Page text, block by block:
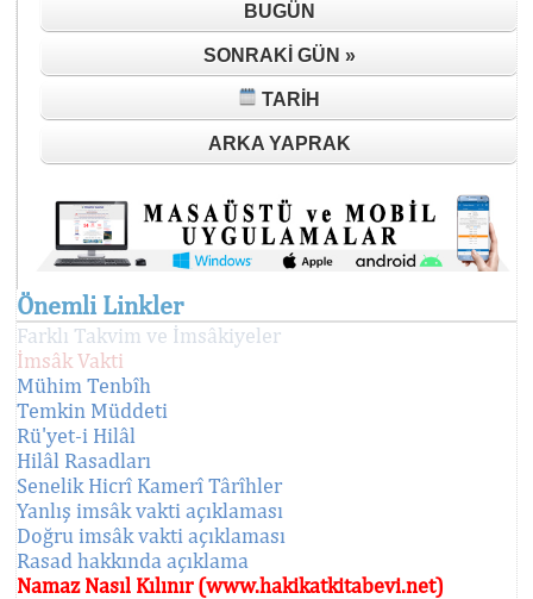
BUGÜN
SONRAKI GÜN »
TARIH
ARKA YAPRAK
Önemli Linkler
Farklı Takvim ve İmsâkiyeler
İmsâk Vakti
Mühim Tenbîh
Temkin Müddeti
Rü'yet-i Hilâl
Hilâl Rasadları
Senelik Hicrî Kamerî Târîhler
Yanlış imsâk vakti açıklaması
Doğru imsâk vakti açıklaması
Rasad hakkında açıklama
Namaz Nasıl Kılınır (www.hakikatkitabevi.net)